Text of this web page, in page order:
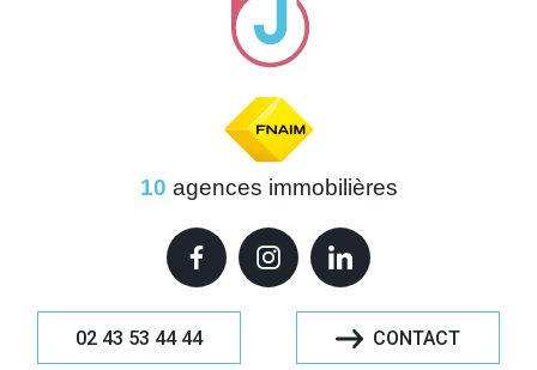
10 agences immobilières
02 43 53 44 44 CONTACT